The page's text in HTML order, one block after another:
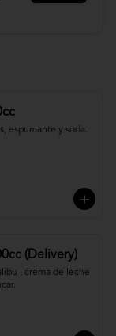
espumante y soda.
(Delivery)
, crema de leche